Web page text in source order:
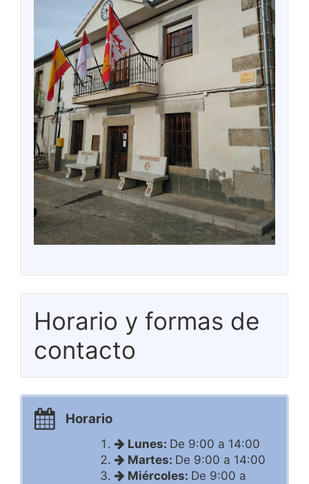
Horario y formas de
contacto
Horario
Lunes: De 9:00 a 14:00
Martes: De 9:00 a 14:00
Miércoles: De 9:00 a